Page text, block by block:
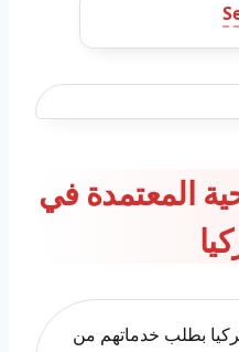
المعتمدة في
بطلب خدماتهم من